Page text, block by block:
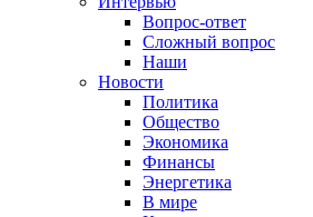
Вопрос-ответ
Сложный вопрос
Наши
Новости
Политика
Общество
Экономика
Финансы
Энергетика
В мире